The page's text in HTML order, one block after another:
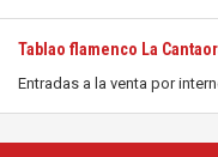
Tablao flamenco La
Entradas a la venta por